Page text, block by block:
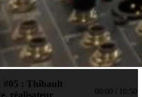
#05 : Thibault
réalisateur
00:00 / 10:50